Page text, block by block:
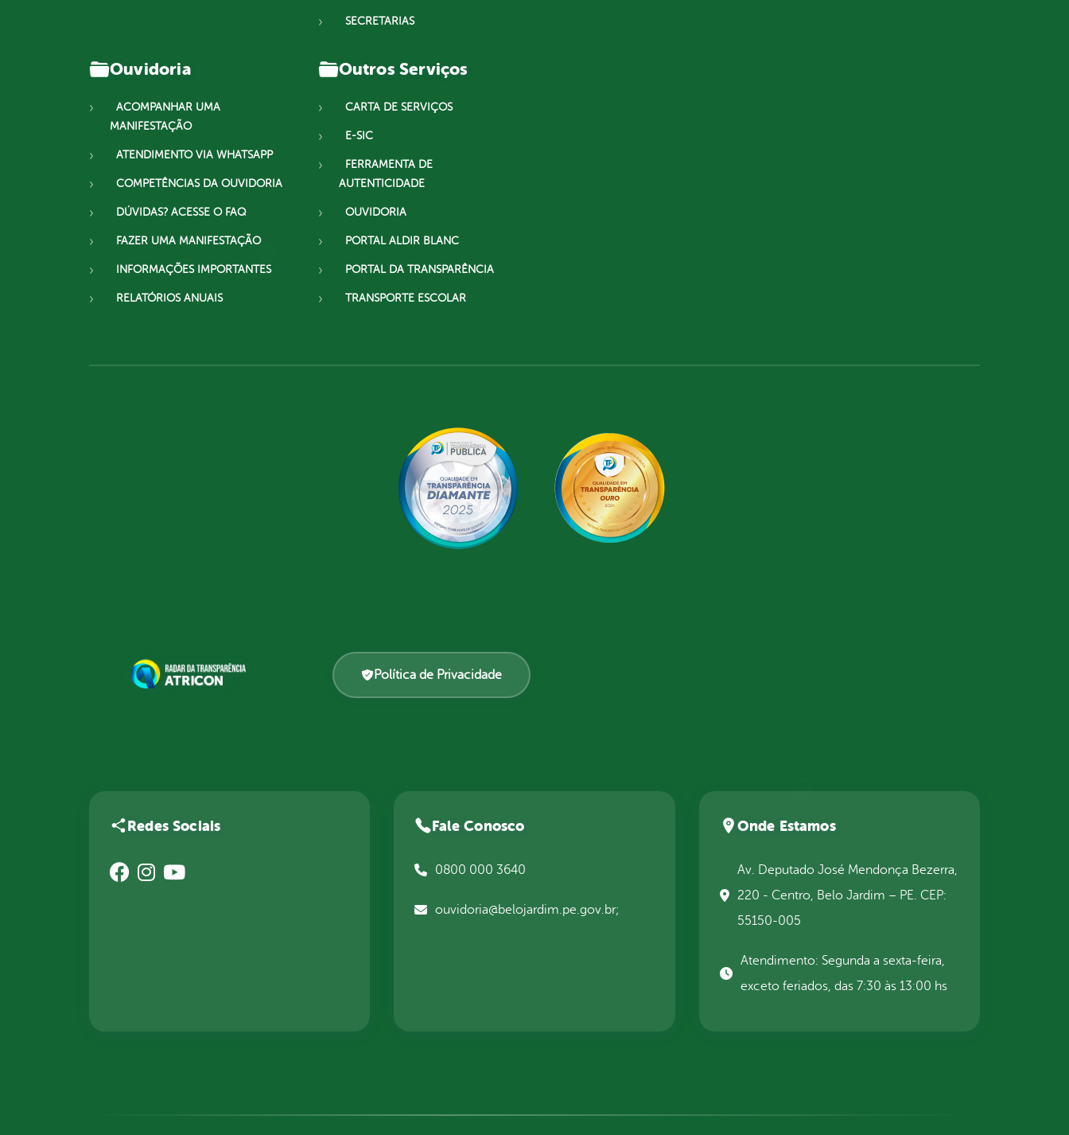
SECRETARIAS
Ouvidoria
ACOMPANHAR UMA
MANIFESTAÇÃO
ATENDIMENTO VIA WHATSAPP
COMPETÊNCIAS DA OUVIDORIA
DÚVIDAS? ACESSE O FAQ
FAZER UMA MANIFESTAÇÃO
INFORMAÇÕES IMPORTANTES
RELATÓRIOS ANUAIS
Outros Serviços
CARTA DE SERVIÇOS
E-SIC
FERRAMENTA DE
AUTENTICIDADE
OUVIDORIA
PORTAL ALDIR BLANC
PORTAL DA TRANSPARÊNCIA
TRANSPORTE ESCOLAR
Política de Privacidade
Redes Sociais Fale Conosco
0800 000 3640
ouvidoria@belojardim.pe.gov.br;
Onde Estamos
Av. Deputado José Mendonça Bezerra,
220 - Centro, Belo Jardim – PE. CEP:
55150-005
Atendimento: Segunda a sexta-feira,
exceto feriados, das 7:30 às 13:00 hs